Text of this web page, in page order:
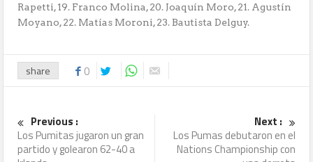
Rapetti, 19. Franco Molina, 20. Joaquín Moro, 21. Agustín
Moyano, 22. Matías Moroni, 23. Bautista Delguy.
share 0
Previous :
Los Pumitas jugaron un gran
partido y golearon 62-40 a
Next :
Los Pumas debutaron en el
Nations Championship con